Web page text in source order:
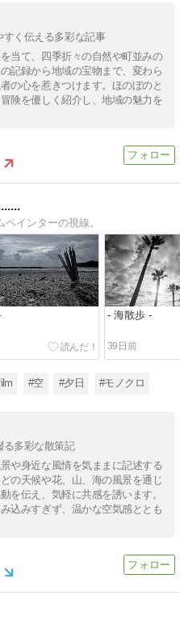
く伝える多彩な記事
当て、四季折々の自然や町並みの
記録から地域の宝物まで、変わら
の心を惹きつけます。ほのぼのと
険を優しく紹介し、地域の魅力を
インターの視線。
- 海散歩 -
39日前
#空 #夕日 #モノクロ
る多彩な散策記
や身近な風情を気ままに記述する
の天候や花、山、海の風景を通じ
を伝え、気軽に共感を誘います。
込みすぎず、温かな空気感ととも